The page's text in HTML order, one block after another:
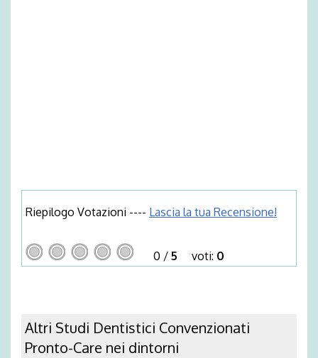
Riepilogo Votazioni ---- Lascia la tua Recensione!
0 / 5 voti: 0
Altri Studi Dentistici Convenzionati
Pronto-Care nei dintorni